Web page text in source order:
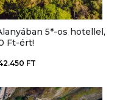
5*-os hotellel,
Ft-ért!
FT